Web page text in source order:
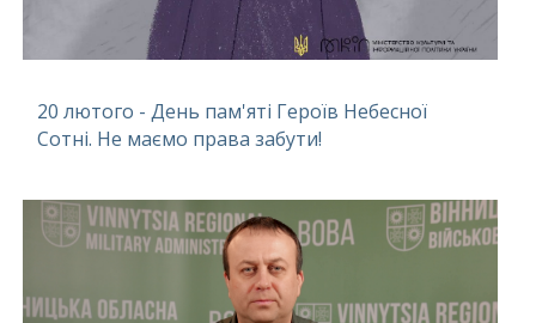
20 лютого - День пам'яті Героїв Небесної
Сотні. Не маємо права забути!